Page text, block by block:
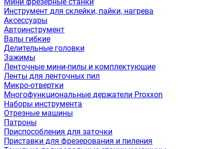
Инструмент для склейки, пайки, нагрева
Аксессуары
Автоинструмент
Валы гибкие
Делительные головки
Зажимы
Ленточные мини-пилы и комплектующие
Ленты для ленточных пил
Микро-отвертки
Многофункциональные держатели Proxxon
Наборы инструмента
Отрезные машины
Патроны
Приспособления для заточки
Приставки для фрезерования и пиления